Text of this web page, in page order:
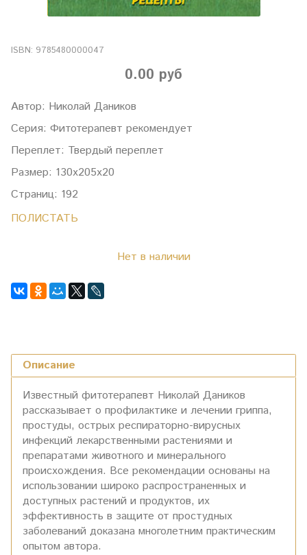
ISBN: 9785480000047
0.00 руб
Автор: Николай Даников
Серия: Фитотерапевт рекомендует
Переплет: Твердый переплет
Размер: 130х205х20
Страниц: 192
ПОЛИСТАТЬ
Нет в наличии
Описание
Известный фитотерапевт Николай Даников
рассказывает о профилактике и лечении гриппа,
простуды, острых респираторно-вирусных
инфекций лекарственными растениями и
препаратами животного и минерального
происхождения. Все рекомендации основаны на
использовании широко распространенных и
доступных растений и продуктов, их
эффективность в защите от простудных
заболеваний доказана многолетним практическим
опытом автора.